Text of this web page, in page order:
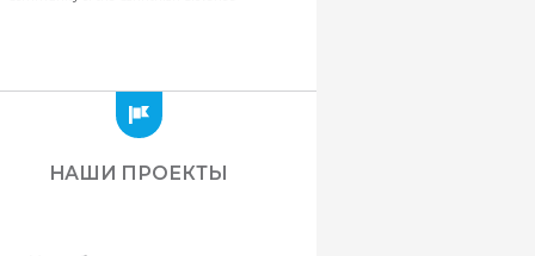
Zajednica Crnogoraca u Albaniji “ZCGA” -
ElbasanНАШИ ПРОЕКТЫ